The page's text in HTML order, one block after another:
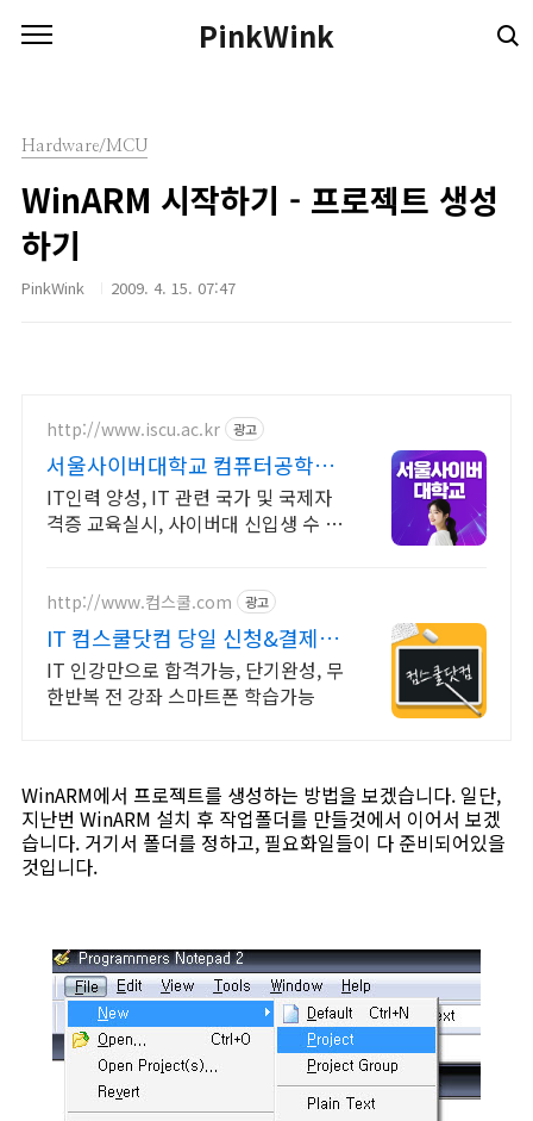
PinkWink
Hardware/MCU
WinARM 시작하기 - 프로젝트 생성
하기
PinkWink 2009. 4. 15. 07:47
http://www.iscu.ac.kr 광고
서울사이버대학교 컴퓨터공학과
2026 가을학기 신편입생
IT인력 양성, IT 관련 국가 및 국제자
격증 교육실시, 사이버대 신입생 수 1
http://www.컴스쿨.com 광고
IT 컴스쿨닷컴 당일 신청&결제시
기프티콘!
IT 인강만으로 합격가능, 단기완성, 무
한반복 전 강좌 스마트폰 학습가능
WinARM에서 프로젝트를 생성하는 방법을 보겠습니다. 일단,
지난번 WinARM 설치 후 작업폴더를 만들것에서 이어서 보겠
습니다. 거기서 폴더를 정하고, 필요화일들이 다 준비되어있을
것입니다.